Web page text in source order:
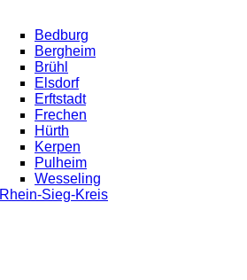
Bedburg
Bergheim
Brühl
Elsdorf
Erftstadt
Frechen
Hürth
Kerpen
Pulheim
Wesseling
Rhein-Sieg-Kreis